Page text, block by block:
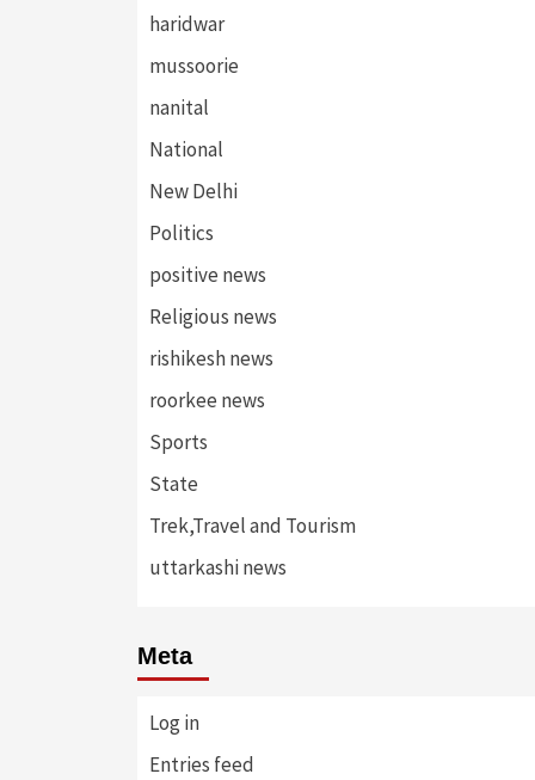
haridwar
mussoorie
nanital
National
New Delhi
Politics
positive news
Religious news
rishikesh news
roorkee news
Sports
State
Trek,Travel and Tourism
uttarkashi news
Meta
Log in
Entries feed